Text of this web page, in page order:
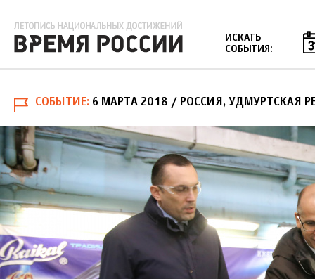
ИСКАТЬ
СОБЫТИЯ:
СОБЫТИЕ 6 МАРТА 2018 / РОССИЯ, УДМУРТСКАЯ